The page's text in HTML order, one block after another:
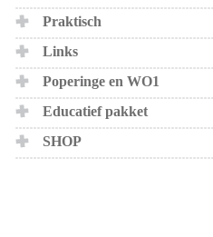
Praktisch
Links
Poperinge en WO1
Educatief pakket
SHOP